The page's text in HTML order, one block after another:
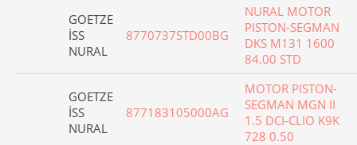
GOETZE
İSS
NURAL
8770737STD00BG
NURAL MOTOR
PISTON-SEGMAN
DKS M131 1600
84.00 STD
GOETZE
İSS
NURAL
877183105000AG
MOTOR PISTON-
SEGMAN MGN II
1.5 DCI-CLIO K9K
728 0.50